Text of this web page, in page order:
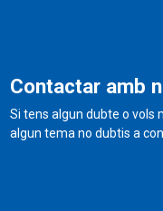
Contactar amb
Si tens algun dubte o vols
algun tema no dubtis a